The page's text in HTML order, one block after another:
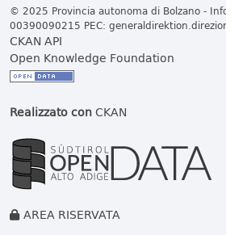
© 2025 Provincia autonoma di Bolzano -
00390090215 PEC:
CKAN API
Open Knowledge Foundation
Realizzato conCKAN
AREA RISERVATA